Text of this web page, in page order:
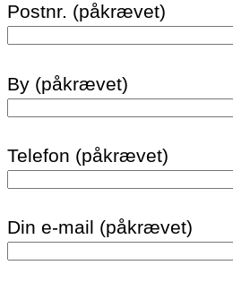
Postnr. (påkrævet)
By (påkrævet)
Telefon (påkrævet)
Din e-mail (påkrævet)